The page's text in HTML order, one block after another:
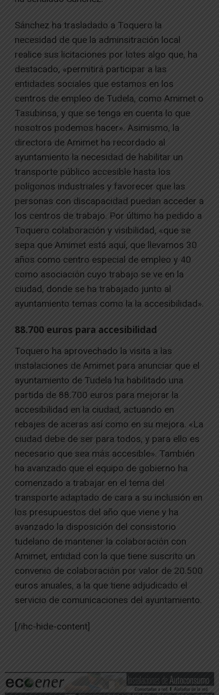
Sánchez ha trasladado a Toquero la
necesidad de que la adminsitración local
realice sus licitaciones por lotes algo que, ha
destacado, «permitirá participar a las
entidades sociales que estamos en los
centros de empleo de Tudela, como Amimet o
Tasubinsa, y que se tenga en cuenta lo que
nosotros podemos hacer». Asimismo, la
directora de Amimet ha recordado al
ayuntamiento la necesidad de habilitar un
transporte público accesible hasta los
polígonos industriales y favorecer que las
personas con discapacidad puedan acceder a
los centros de trabajo. Por último ha pedido a
Toquero colaboración y visibilidad, «que se
sepa que Amimet está aquí, que llevamos 30
años como centro especial de empleo y 40
como asociación cuyo trabajo se ve en la
ciudad, donde se ha trabajado junto al
ayuntamiento temas como la la accesibilidad».
88.700 euros para accesibilidad
Toquero ha aprovechado la visita a las
instalaciones de Amimet para anunciar que el
ayuntamiento de Tudela ha habilitado una
partida de 88.700 euros para mejorar la
accesibilidad en la ciudad, actuando en
rebajes de aceras así como en su mejora. «La
ciudad debe de ser para todos, y para ello es
necesario que sea más accesible». También
ha avanzado que el equipo de gobierno ha
comenzado a trabajar en el tema del
transporte adaptado de cara a su inclusión en
los presupuestos del año que viene y ha
avanzado la disposición del consistorio
tudelano de mantener la colaboración con
Amimet, entidad con la que tiene suscrito un
convenio de colaboración por valor de 20.500
euros anuales, a la que tiene adjudicado el
servicio de comunicaciones del ayuntamiento.
[/ihc-hide-content]